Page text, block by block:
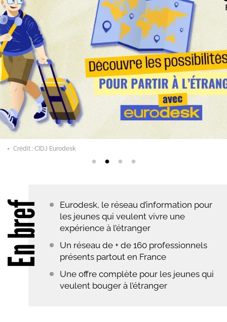
bref
Eurodesk, le réseau d’information pour
les jeunes qui veulent vivre une
expérience à l’étranger
Un réseau de + de 160 professionnels
présents partout en France
Une offre complète pour les jeunes qui
veulent bouger à l’étranger
Crédit : CIDJ Eurodesk